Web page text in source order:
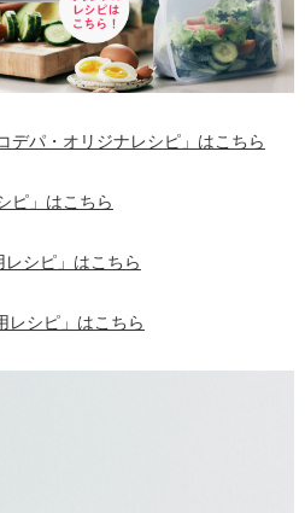
デパ・オリジナレシピ」はこちら
ピ」はこちら
シピ」はこちら
レシピ」はこちら